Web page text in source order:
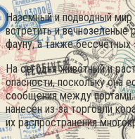
Наземный и подводный
встретить и вечнозеленые
фауну, а также бессчётных
На сегодня животный и
опасности, поскольку она
сообщения между портами
нанесен из-за торговли
их распространения